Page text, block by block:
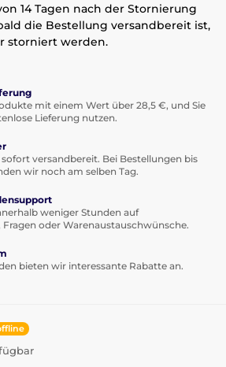
14 Tagen nach der Stornierung
die Bestellung versandbereit ist,
storniert werden.
mit einem Wert über 28,5 €, und Sie
Lieferung nutzen.
versandbereit. Bei Bestellungen bis
wir noch am selben Tag.
weniger Stunden auf
oder Warenaustauschwünsche.
bieten wir interessante Rabatte an.